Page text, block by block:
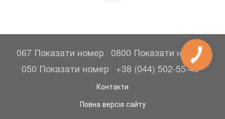
067 Показати номер
0800 Показати номер
050 Показати номер
+38 (044) 502-55-45
Контакти
Повна версія сайту